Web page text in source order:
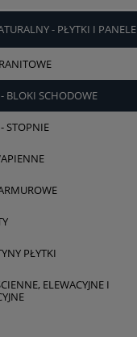
- PŁYTKI I PANELE
BLOKI SCHODOWE
STOPNIE
PŁYTKI
ELEWACYJNE I